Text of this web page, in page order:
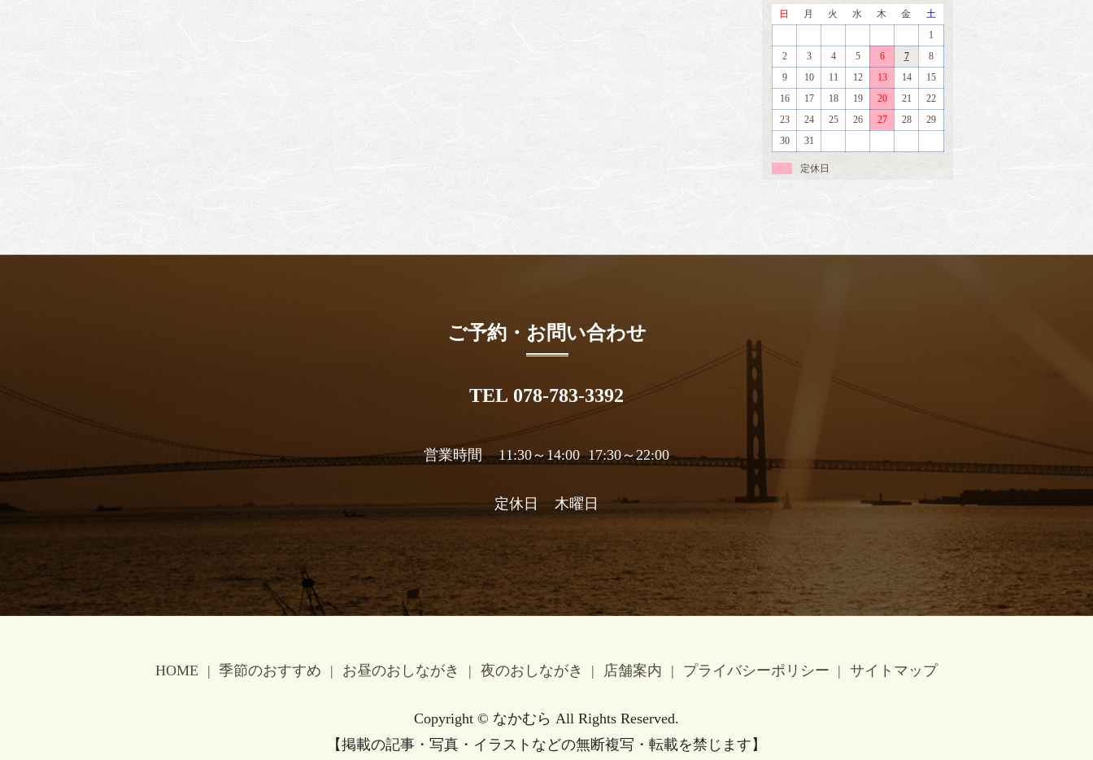
日
月 火 水 木 金
土
1
2
3 4 5 6 7
8
9
10 11 12 13 14
15
16
17 18 19 20 21
22
23
24 25 26 27 28
29
30
31
定休日
ご予約・お問い合わせ
TEL 078-783-3392
営業時間 11:30～14:00 17:30～22:00
定休日 木曜日
HOME 季節のおすすめ お昼のおしながき 夜のおしながき 店舗案内 プライバシーポリシー サイトマップ
Copyright © なかむら All Rights Reserved.
【掲載の記事・写真・イラストなどの無断複写・転載を禁じます】